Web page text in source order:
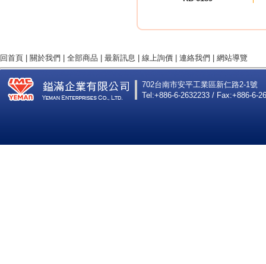
回首頁 關於我們 全部商品 最新訊息 線上詢價 連絡我們 網站導覽
702台南市安平工業區新仁路2-1號
Tel:+886-6-2632233 / Fax:+886-6-